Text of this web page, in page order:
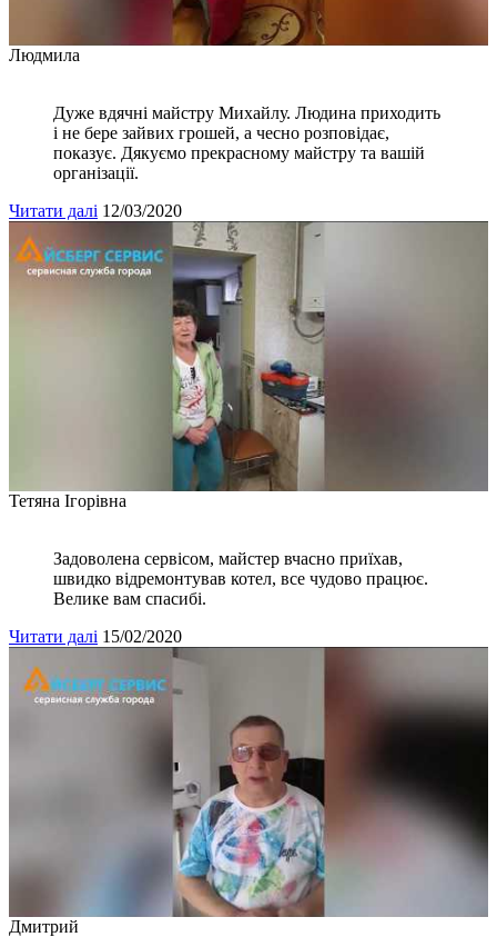
Людмила
Дуже вдячні майстру Михайлу. Людина приходить
і не бере зайвих грошей, а чесно розповідає,
показує. Дякуємо прекрасному майстру та вашій
організації.
Читати далі 12/03/2020
Тетяна Ігорівна
Задоволена сервісом, майстер вчасно приїхав,
швидко відремонтував котел, все чудово працює.
Велике вам спасибі.
Читати далі 15/02/2020
Дмитрий